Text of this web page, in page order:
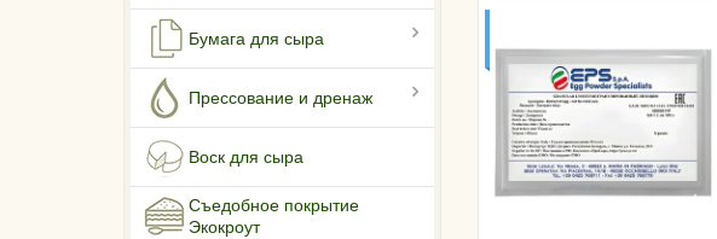
Бумага для сыра
Прессование и дренаж
Воск для сыра
Съедобное покрытие
Экокроут